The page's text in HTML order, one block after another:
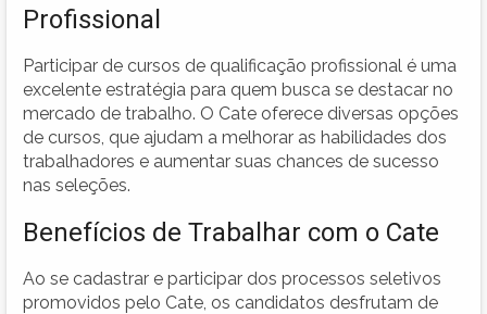
Profissional
Participar de cursos de qualificação profissional é uma
excelente estratégia para quem busca se destacar no
mercado de trabalho. O Cate oferece diversas opções
de cursos, que ajudam a melhorar as habilidades dos
trabalhadores e aumentar suas chances de sucesso
nas seleções.
Benefícios de Trabalhar com o Cate
Ao se cadastrar e participar dos processos seletivos
promovidos pelo Cate, os candidatos desfrutam de